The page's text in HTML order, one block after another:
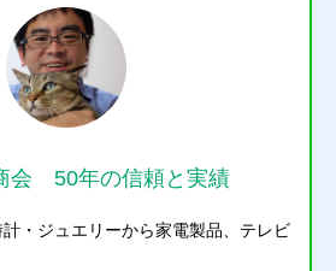
会 50年の信頼と実績
・ジュエリーから家電製品、テレビ